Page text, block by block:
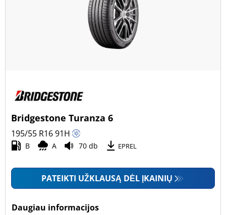
Bridgestone Turanza 6
195/55 R1691H
B A 70 db EPREL
PATEIKTI UŽKLAUSĄ DĖL ĮKAINIŲ
Daugiau informacijos